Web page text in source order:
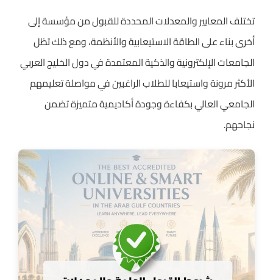
تختلف المعايير والمعدلات المحددة للقبول من مؤسسة إلى
أخرى بناء على الطاقة الاستيعابية والأنظمة، ومع ذلك تظل
الجامعات الإلكترونية والذكية المعتمدة في دول الخليج العربي
الأكثر مرونة واستيعابا للطلاب الراغبين في مواصلة تعليمهم
الجامعي العالي بكفاءة وجودة أكاديمية متميزة تضمن
نجاحهم.